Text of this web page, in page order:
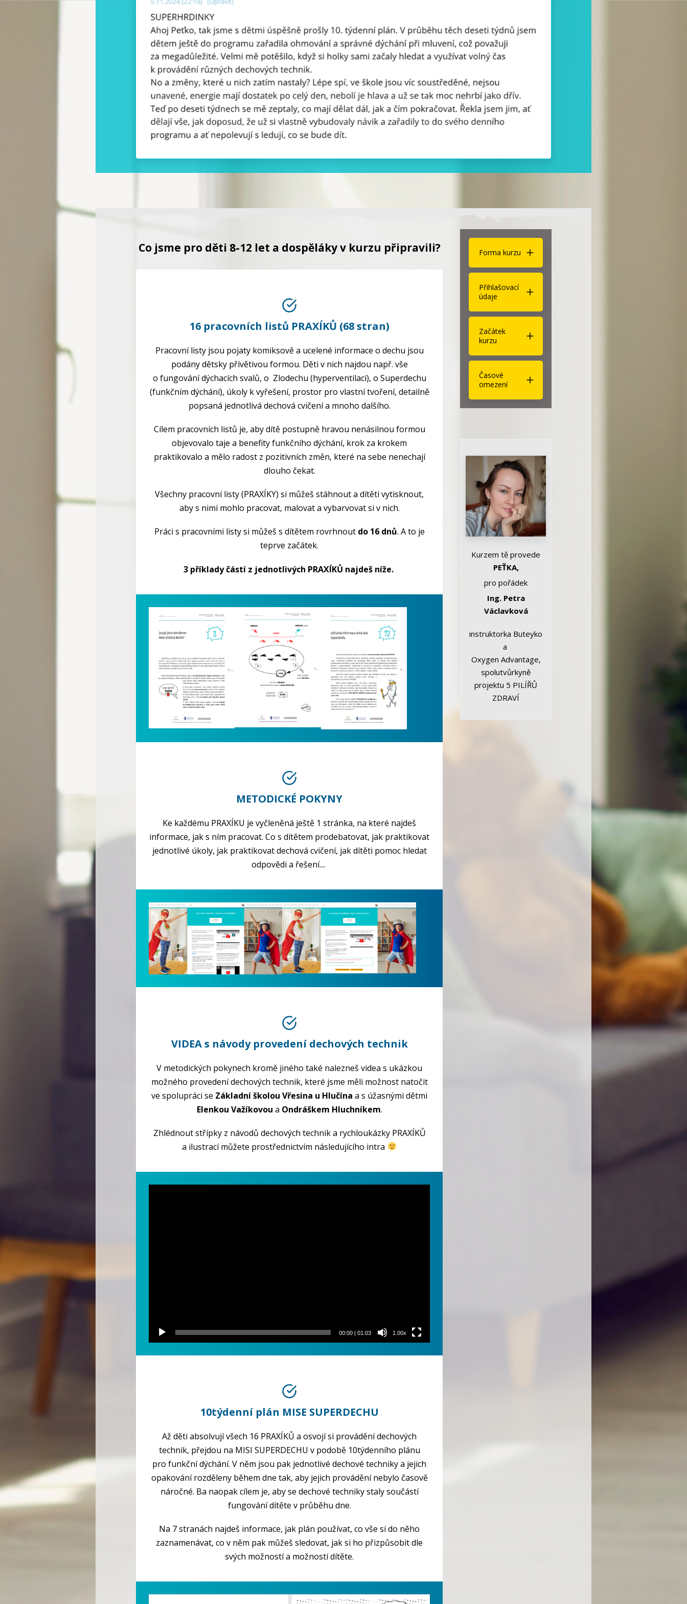
Co jsme pro děti 8-12 let a dospěláky v kurzu připravili?
16 pracovních listů PRAXÍKŮ (68 stran)
Pracovní listy jsou pojaty komiksově a ucelené informace o dechu jsou
podány dětsky přívětivou formou. Děti v nich najdou např. vše
o fungování dýchacích svalů, o Zlodechu (hyperventilaci), o Superdechu
(funkčním dýchání), úkoly k vyřešení, prostor pro vlastní tvoření, detailně
popsaná jednotlivá dechová cvičení a mnoho dalšího.
Cílem pracovních listů je, aby dítě postupně hravou nenásilnou formou
objevovalo taje a benefity funkčního dýchání, krok za krokem
praktikovalo a mělo radost z pozitivních změn, které na sebe nenechají
dlouho čekat.
Všechny pracovní listy (PRAXÍKY) si můžeš stáhnout a dítěti vytisknout,
aby s nimi mohlo pracovat, malovat a vybarvovat si v nich.
Práci s pracovními listy si můžeš s dítětem rovrhnout do 16 dnů. A to je
teprve začátek.
3 příklady částí z jednotlivých PRAXÍKŮ najdeš níže.
METODICKÉ POKYNY
Ke každému PRAXÍKU je vyčleněná ještě 1 stránka, na které najdeš
informace, jak s ním pracovat. Co s dítětem prodebatovat, jak praktikovat
jednotlivé úkoly, jak praktikovat dechová cvičení, jak dítěti pomoc hledat
odpovědi a řešení....
VIDEA s návody provedení dechových technik
V metodických pokynech kromě jiného také nalezneš videa s ukázkou
možného provedení dechových technik, které jsme měli možnost natočit
ve spolupráci se Základní školou Vřesina u Hlučína a s úžasnými dětmi
Elenkou Važíkovou a Ondráškem Hluchníkem.
Zhlédnout střípky z návodů dechových technik a rychloukázky PRAXÍKŮ
a ilustrací můžete prostřednictvím následujícího intra
00:00 |01:03 1.00x
10týdenní plán MISE SUPERDECHU
Až děti absolvují všech 16 PRAXÍKŮ a osvojí si provádění dechových
technik, přejdou na MISI SUPERDECHU v podobě 10týdenního plánu
pro funkční dýchání. V něm jsou pak jednotlivé dechové techniky a jejich
opakování rozděleny během dne tak, aby jejich provádění nebylo časově
náročné. Ba naopak cílem je, aby se dechové techniky staly součástí
fungování dítěte v průběhu dne.
Na 7 stranách najdeš informace, jak plán používat, co vše si do něho
zaznamenávat, co v něm pak můžeš sledovat, jak si ho přizpůsobit dle
svých možností a možností dítěte.
Forma kurzu
Přihlašovací
údaje
Začátek
kurzu
Časové
omezení
Kurzem tě provede
PEŤKA,
pro pořádek
Ing. Petra
Václavková
instruktorka Buteyko
a
Oxygen Advantage,
spolutvůrkyně
projektu 5 PILÍŘŮ
ZDRAVÍ